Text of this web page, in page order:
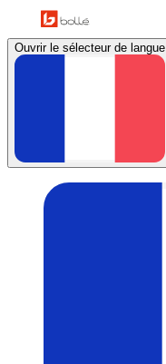
Ouvrir le sélecteur de langue